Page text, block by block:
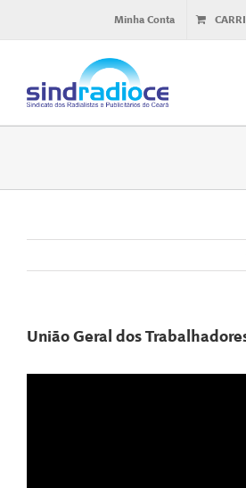
o
Minha Conta
União Geral dos